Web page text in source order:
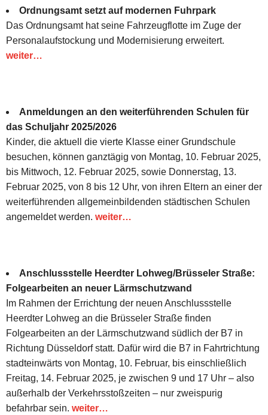
Ordnungsamt setzt auf modernen Fuhrpark
Das Ordnungsamt hat seine Fahrzeugflotte im Zuge der
Personalaufstockung und Modernisierung erweitert.
weiter…
Anmeldungen an den weiterführenden Schulen für
das Schuljahr 2025/2026
Kinder, die aktuell die vierte Klasse einer Grundschule
besuchen, können ganztägig von Montag, 10. Februar 2025,
bis Mittwoch, 12. Februar 2025, sowie Donnerstag, 13.
Februar 2025, von 8 bis 12 Uhr, von ihren Eltern an einer der
weiterführenden allgemeinbildenden städtischen Schulen
angemeldet werden. weiter…
Anschlussstelle Heerdter Lohweg/Brüsseler Straße:
Folgearbeiten an neuer Lärmschutzwand
Im Rahmen der Errichtung der neuen Anschlussstelle
Heerdter Lohweg an die Brüsseler Straße finden
Folgearbeiten an der Lärmschutzwand südlich der B7 in
Richtung Düsseldorf statt. Dafür wird die B7 in Fahrtrichtung
stadteinwärts von Montag, 10. Februar, bis einschließlich
Freitag, 14. Februar 2025, je zwischen 9 und 17 Uhr – also
außerhalb der Verkehrsstoßzeiten – nur zweispurig
befahrbar sein. weiter…